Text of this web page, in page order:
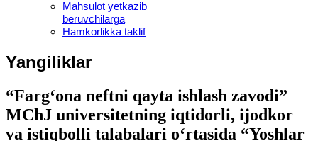
Mahsulot yetkazib
beruvchilarga
Hamkorlikka taklif
Yangiliklar
“Farg‘ona neftni qayta ishlash zavodi”
MChJ universitetning iqtidorli, ijodkor
va istiqbolli talabalari o‘rtasida “Yoshlar